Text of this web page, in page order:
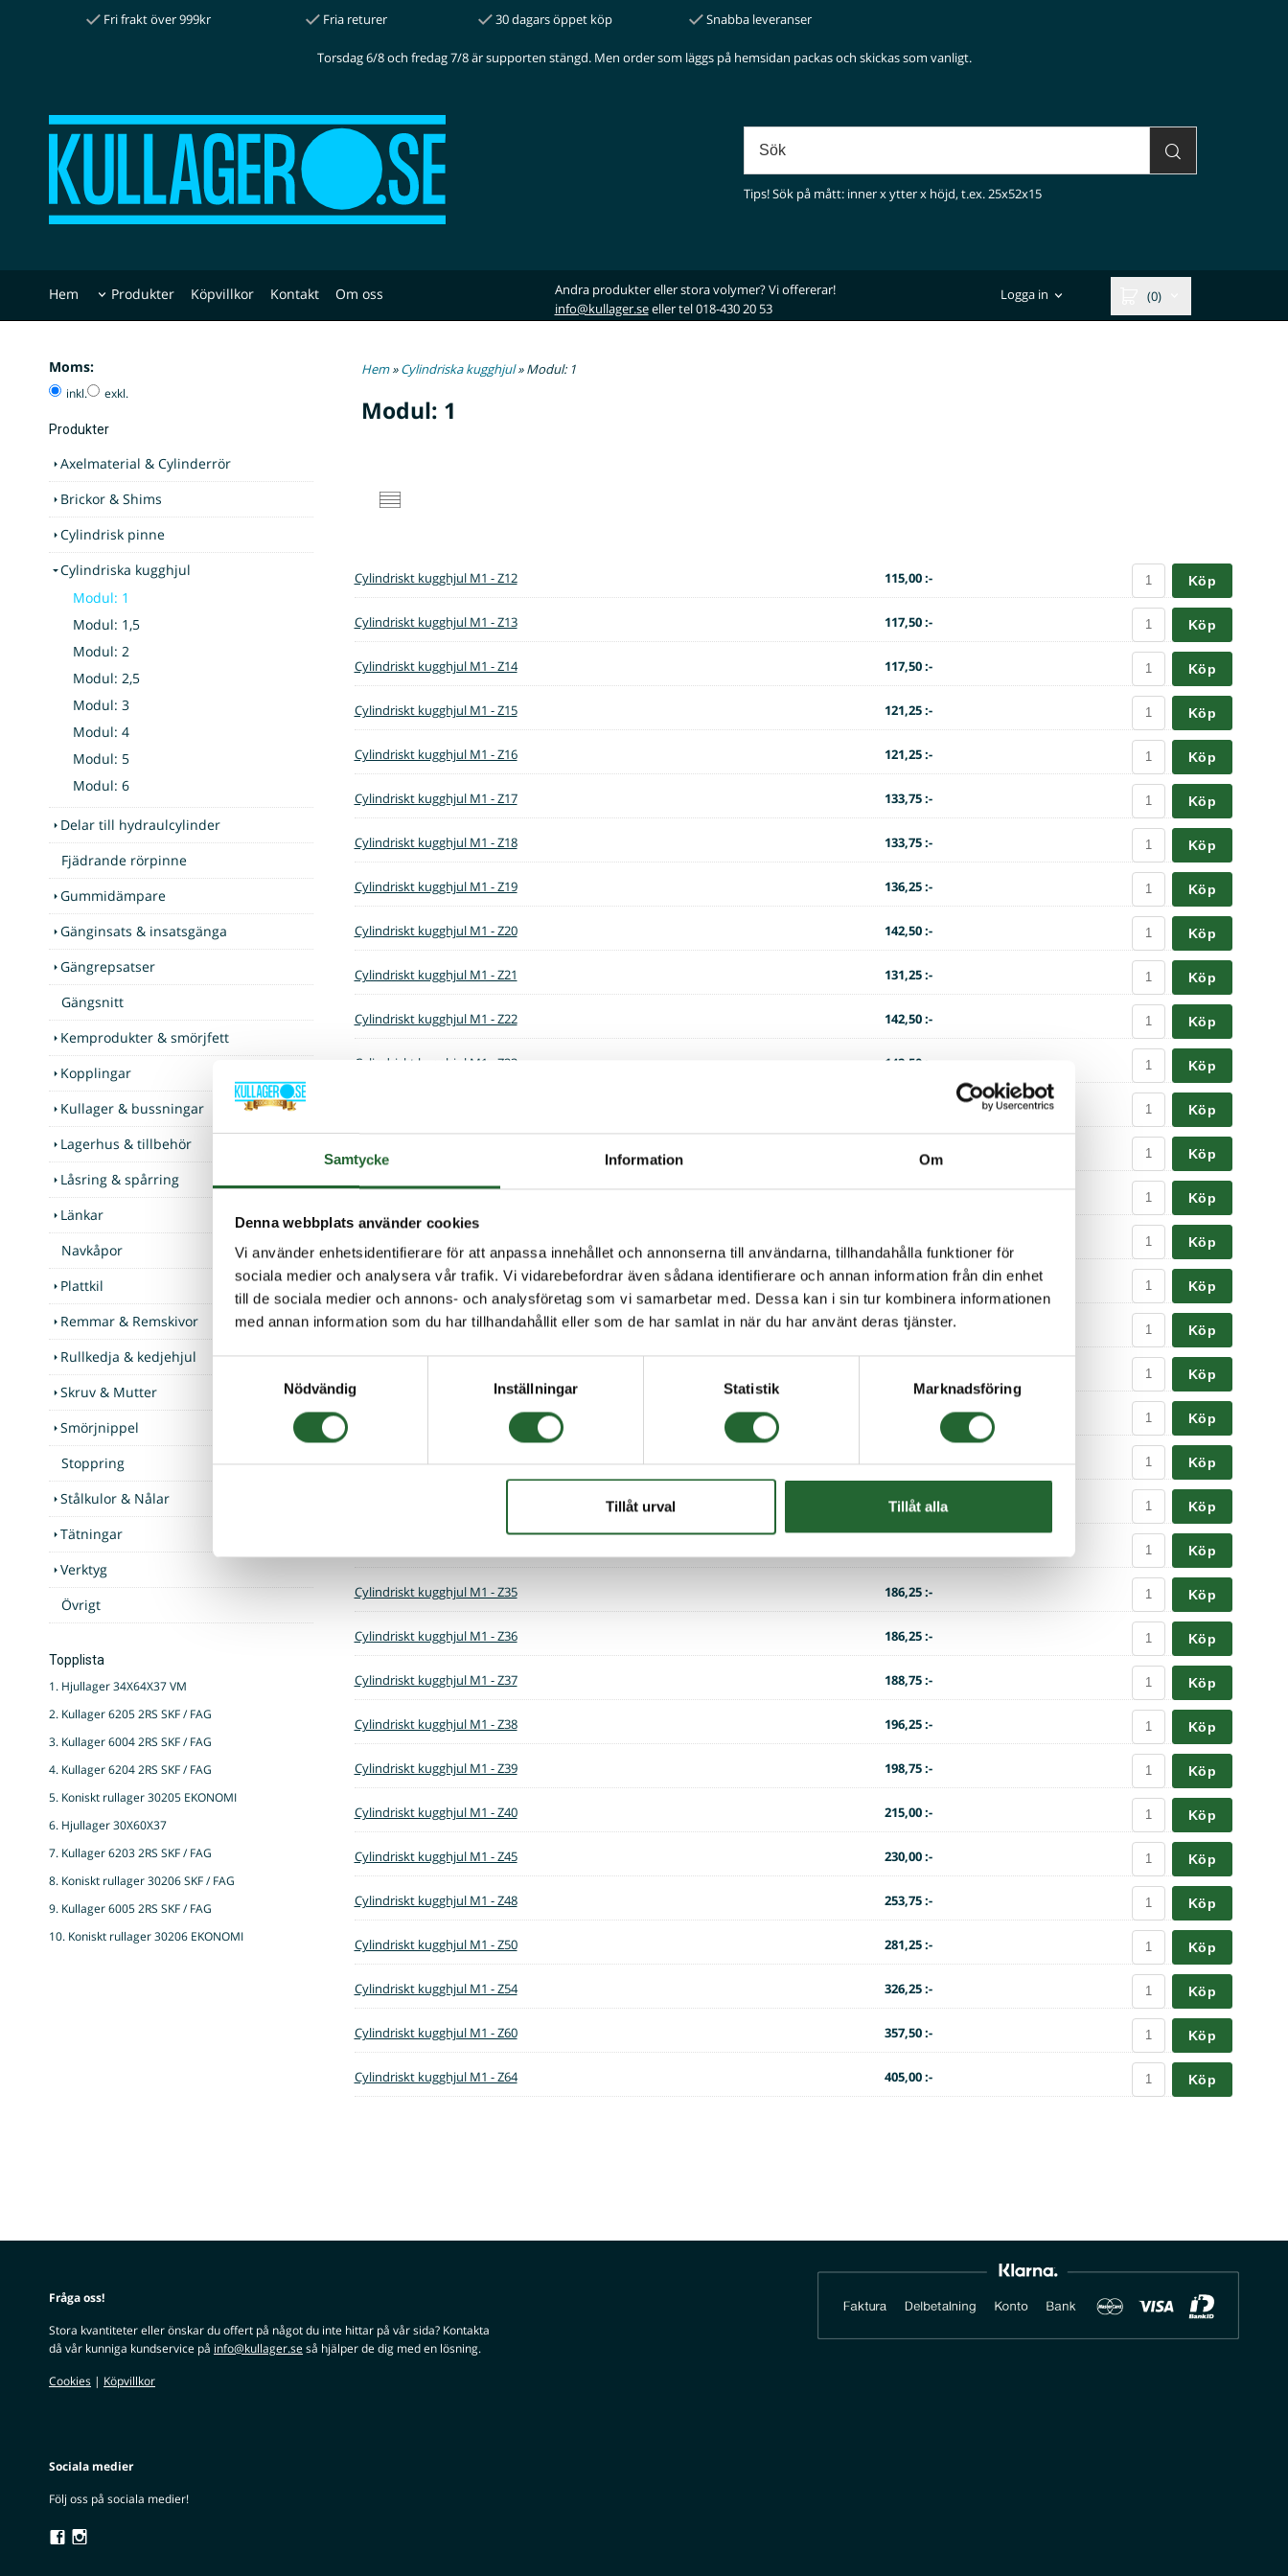
Samtycke Information Om
Denna webbplats använder cookies
Vi använder enhetsidentifierare för att anpassa innehållet och annonserna till användarna, tillhandahålla funktioner för
sociala medier och analysera vår trafik. Vi vidarebefordrar även sådana identifierare och annan information från din enhet
till de sociala medier och annons- och analysföretag som vi samarbetar med. Dessa kan i sin tur kombinera informationen
med annan information som du har tillhandahållit eller som de har samlat in när du har använt deras tjänster.
Nödvändig
Inställningar Statistik Marknadsföring
Tillåt urval Tillåt alla
Fri frakt över 999kr Fria returer 30 dagars öppet köp Snabba leveranser
Torsdag 6/8 och fredag 7/8 är supporten stängd. Men order som läggs på hemsidan packas och skickas som vanligt.
Tips! Sök på mått: inner x ytter x höjd, t.ex. 25x52x15
Hem Produkter Köpvillkor Kontakt Om oss
Andra produkter eller stora volymer? Vi offererar!
info@kullager.seeller tel 018-430 20 53
Logga in (0)
Moms:
inkl. exkl.
Produkter
Axelmaterial & Cylinderrör
Brickor & Shims
Cylindrisk pinne
Cylindriska kugghjul
Modul: 1
Modul: 1,5
Modul: 2
Modul: 2,5
Modul: 3
Modul: 4
Modul: 5
Modul: 6
Delar till hydraulcylinder
Fjädrande rörpinne
Gummidämpare
Gänginsats & insatsgänga
Gängrepsatser
Gängsnitt
Kemprodukter & smörjfett
Kopplingar
Kullager & bussningar
Lagerhus & tillbehör
Låsring & spårring
Länkar
Navkåpor
Plattkil
Remmar & Remskivor
Rullkedja & kedjehjul
Skruv & Mutter
Smörjnippel
Stoppring
Stålkulor & Nålar
Tätningar
Verktyg
Övrigt
Topplista
1. Hjullager 34X64X37 VM
2. Kullager 6205 2RS SKF / FAG
3. Kullager 6004 2RS SKF / FAG
4. Kullager 6204 2RS SKF / FAG
5. Koniskt rullager 30205 EKONOMI
6. Hjullager 30X60X37
7. Kullager 6203 2RS SKF / FAG
8. Koniskt rullager 30206 SKF / FAG
9. Kullager 6005 2RS SKF / FAG
10. Koniskt rullager 30206 EKONOMI
Hem»Cylindriska kugghjul» Modul: 1
Modul: 1
Cylindriskt kugghjul M1 - Z12 115,00 :- Köp
Cylindriskt kugghjul M1 - Z13 117,50 :- Köp
Cylindriskt kugghjul M1 - Z14 117,50 :- Köp
Cylindriskt kugghjul M1 - Z15 121,25 :- Köp
Cylindriskt kugghjul M1 - Z16 121,25 :- Köp
Cylindriskt kugghjul M1 - Z17 133,75 :- Köp
Cylindriskt kugghjul M1 - Z18 133,75 :- Köp
Cylindriskt kugghjul M1 - Z19 136,25 :- Köp
Cylindriskt kugghjul M1 - Z20 142,50 :- Köp
Cylindriskt kugghjul M1 - Z21 131,25 :- Köp
Cylindriskt kugghjul M1 - Z22 142,50 :- Köp
Cylindriskt kugghjul M1 - Z23 142,50 :- Köp
Köp
Cylindriskt kugghjul M1 - Z25 153,75 :- Köp
Cylindriskt kugghjul M1 - Z26 153,75 :- Köp
Köp
Cylindriskt kugghjul M1 - Z28 156,25 :- Köp
Cylindriskt kugghjul M1 - Z29 158,75 :- Köp
Köp
Cylindriskt kugghjul M1 - Z31 Köp
Köp
180,00 :- Köp
Köp
Cylindriskt kugghjul M1 - Z35 186,25 :- Köp
Cylindriskt kugghjul M1 - Z36 186,25 :- Köp
Cylindriskt kugghjul M1 - Z37 188,75 :- Köp
Cylindriskt kugghjul M1 - Z38 196,25 :- Köp
Cylindriskt kugghjul M1 - Z39 198,75 :- Köp
Cylindriskt kugghjul M1 - Z40 215,00 :- Köp
Cylindriskt kugghjul M1 - Z45 230,00 :- Köp
Cylindriskt kugghjul M1 - Z48 253,75 :- Köp
Cylindriskt kugghjul M1 - Z50 281,25 :- Köp
Cylindriskt kugghjul M1 - Z54 326,25 :- Köp
Cylindriskt kugghjul M1 - Z60 357,50 :- Köp
Cylindriskt kugghjul M1 - Z64 405,00 :- Köp
Fråga oss!
Stora kvantiteter eller önskar du offert på något du inte hittar på vår sida? Kontakta
då vår kunniga kundservice på info@kullager.seså hjälper de dig med en lösning.
Cookies | Köpvillkor
Sociala medier
Följ oss på sociala medier!